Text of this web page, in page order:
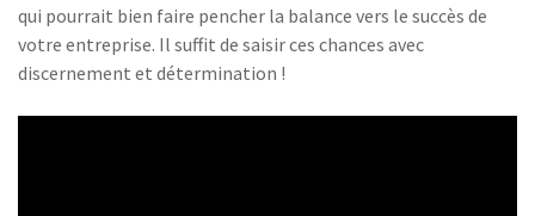
qui pourrait bien faire pencher la balance vers le succès de
votre entreprise. Il suffit de saisir ces chances avec
discernement et détermination !